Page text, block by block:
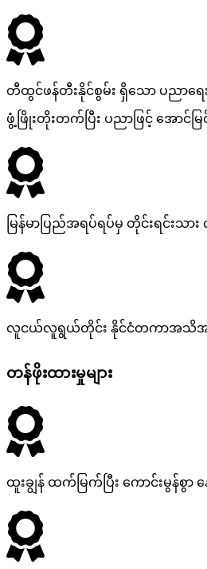
တီထွင်ဖန်တီးနိုင်စွမ်း ရှိသော ပညာရေ
ဖွံ့ဖြိုးတိုးတက်ပြီး ပညာဖြင့် အောင်မ
မြန်မာပြည်အရပ်ရပ်မှ တိုင်းရင်းသာ
လူငယ်လူရွယ်တိုင်း နိုင်ငံတကာအသိအမှတ်ပြူ
တန်ဖိုးထားမှုများ
ထူးချွန် ထက်မြက်ပြီး ကောင်းမွန်စွာ